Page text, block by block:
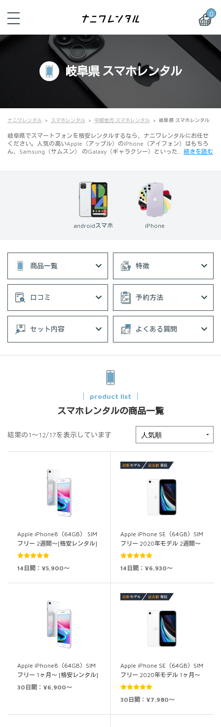
0
岐阜県 スマホレンタル
ナニワレンタル スマホレンタル 中部地方 スマホレンタル 岐阜県 スマホレンタル
岐阜県でスマートフォンを格安レンタルするなら、ナニワレンタルにお任せ
ください。人気の高いApple（アップル）のiPhone（アイフォン）はもちろ
ん、Samsung（サムスン） のGalaxy（ギャラクシー）といった… 続きを読む
androidスマホ iPhone
商品一覧 特徴
口コミ 予約方法
セット内容 よくある質問
product list
スマホレンタルの商品一覧
結果の1～12/17を表示しています
Apple iPhone8（64GB） SIM
フリー 2週間～[格安レンタル]
5段階中5.00
14日間：¥5,900～
Apple iPhone SE（64GB）SIM
フリー 2020年モデル 2週間～
5段階中5.00
14日間：¥6,930～
Apple iPhone8（64GB）SIM
フリー 1ヶ月～ [格安レンタル]
30日間：¥6,900～
Apple iPhone SE（64GB）SIM
フリー 2020年モデル 1ヶ月～
5段階中 5.00
30日間：¥7,980～